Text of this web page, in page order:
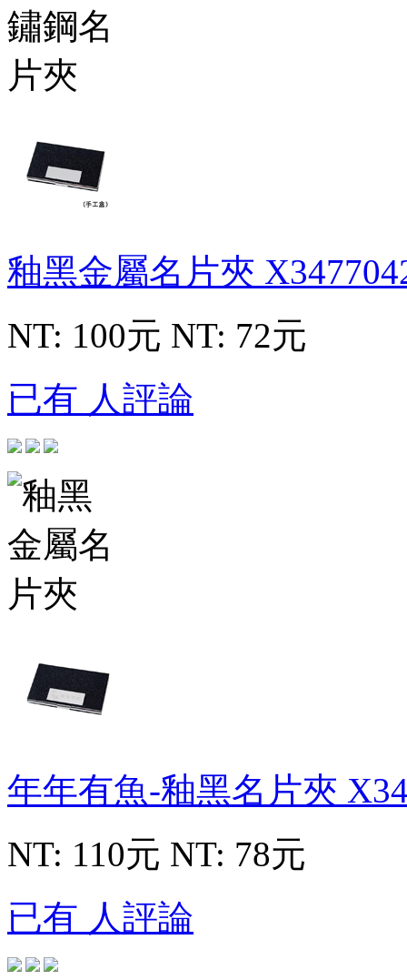
釉黑金屬名片夾
NT: 100元 NT: 72元
已有 人評論
年年有魚-釉黑名片夾
NT: 110元 NT: 78元
已有 人評論